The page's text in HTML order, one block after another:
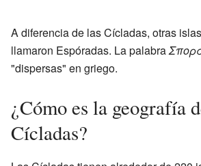
A diferencia de las Cícladas, otras
llamaron Espóradas. La palabra
"dispersas" en griego.
¿Cómo es la geografía
Cícladas?